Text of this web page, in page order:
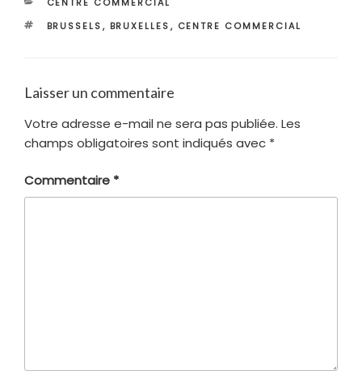
CENTRE COMMERCIAL
ÉTIQUETTES
BRUSSELS, BRUXELLES, CENTRE COMMERCIAL
Laisser un commentaire
Votre adresse e-mail ne sera pas publiée. Les
champs obligatoires sont indiqués avec *
Commentaire *